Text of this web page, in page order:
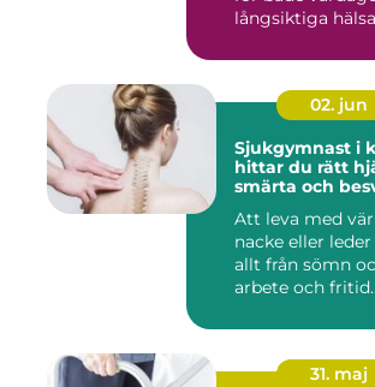
långsiktiga
02. jun
Sjukgymnast i
hittar du rätt
smärta och
Att leva med
nacke eller
allt från sömn
arbete och
31. maj